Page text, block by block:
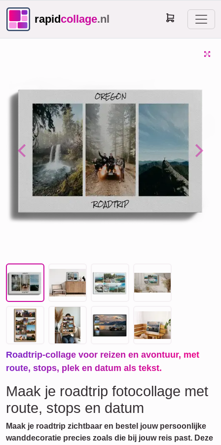
rapidcollage.nl
Previous Next
Roadtrip-collage voor reizen en avontuur, met
route, stops, plek en datum als tekst.
Maak je roadtrip fotocollage met
route, stops en datum
Maak je roadtrip zichtbaar en bestel jouw persoonlijke
wanddecoratie precies zoals die bij jouw reis past. Deze